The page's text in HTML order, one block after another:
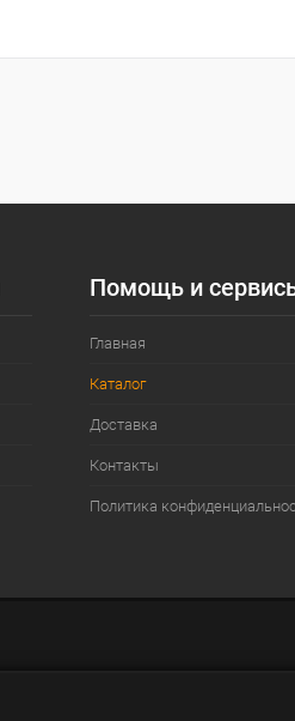
Помощь и
Главная
Каталог
Доставка
Контакты
Политика